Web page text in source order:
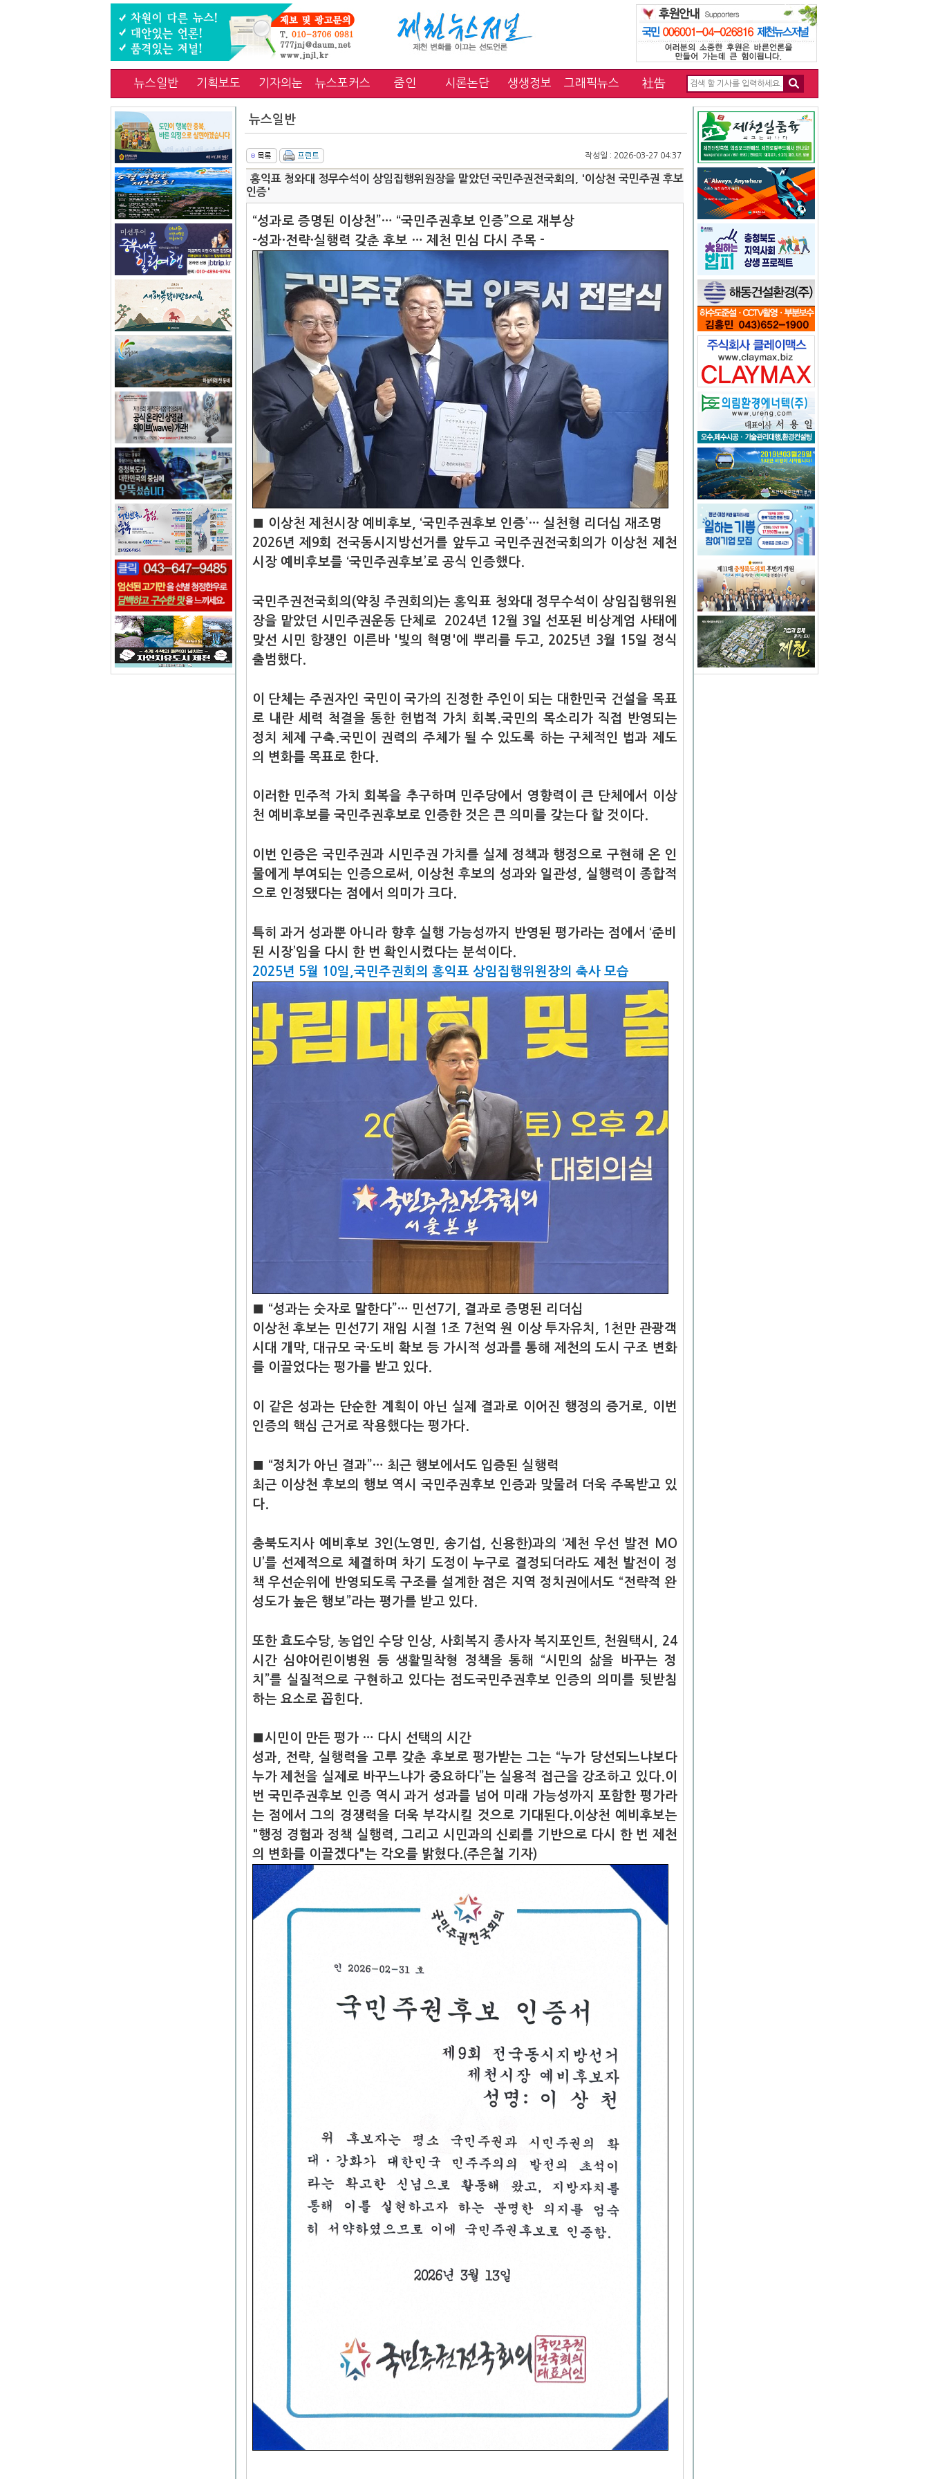
뉴스일반 기획보도 기자의눈 뉴스포커스 줌인 시론논단 생생정보 그래픽뉴스 社告
뉴스일반
작성일 : 2026-03-27 04:37
홍익표 청와대 정무수석이 상임집행위원장을 맡았던 국민주권전국회의, '이상천 국민주권 후보
인증'
“성과로 증명된 이상천”… “국민주권후보 인증”으로 재부상
-성과·전략·실행력 갖춘 후보 … 제천 민심 다시 주목 -
■ 이상천 제천시장 예비후보, ‘국민주권후보 인증’… 실천형 리더십 재조명
2026년 제9회 전국동시지방선거를 앞두고 국민주권전국회의가 이상천 제천
시장 예비후보를 ‘국민주권후보’로 공식 인증했다.
국민주권전국회의(약칭 주권회의)는 홍익표 청와대 정무수석이 상임집행위원
장을 맡았던 시민주권운동 단체로 2024년 12월 3일 선포된 비상계엄 사태에
맞선 시민 항쟁인 이른바 '빛의 혁명'에 뿌리를 두고, 2025년 3월 15일 정식
출범했다.
이 단체는 주권자인 국민이 국가의 진정한 주인이 되는 대한민국 건설을 목표
로 내란 세력 척결을 통한 헌법적 가치 회복.국민의 목소리가 직접 반영되는
정치 체제 구축.국민이 권력의 주체가 될 수 있도록 하는 구체적인 법과 제도
의 변화를 목표로 한다.
이러한 민주적 가치 회복을 추구하며 민주당에서 영향력이 큰 단체에서 이상
천 예비후보를 국민주권후보로 인증한 것은 큰 의미를 갖는다 할 것이다.
이번 인증은 국민주권과 시민주권 가치를 실제 정책과 행정으로 구현해 온 인
물에게 부여되는 인증으로써, 이상천 후보의 성과와 일관성, 실행력이 종합적
으로 인정됐다는 점에서 의미가 크다.
특히 과거 성과뿐 아니라 향후 실행 가능성까지 반영된 평가라는 점에서 ‘준비
된 시장’임을 다시 한 번 확인시켰다는 분석이다.
2025년 5월 10일,국민주권회의 홍익표 상임집행위원장의 축사 모습
■ “성과는 숫자로 말한다”… 민선7기, 결과로 증명된 리더십
이상천 후보는 민선7기 재임 시절 1조 7천억 원 이상 투자유치, 1천만 관광객
시대 개막, 대규모 국·도비 확보 등 가시적 성과를 통해 제천의 도시 구조 변화
를 이끌었다는 평가를 받고 있다.
이 같은 성과는 단순한 계획이 아닌 실제 결과로 이어진 행정의 증거로, 이번
인증의 핵심 근거로 작용했다는 평가다.
■ “정치가 아닌 결과”… 최근 행보에서도 입증된 실행력
최근 이상천 후보의 행보 역시 국민주권후보 인증과 맞물려 더욱 주목받고 있
다.
충북도지사 예비후보 3인(노영민, 송기섭, 신용한)과의 ‘제천 우선 발전 MO
U’를 선제적으로 체결하며 차기 도정이 누구로 결정되더라도 제천 발전이 정
책 우선순위에 반영되도록 구조를 설계한 점은 지역 정치권에서도 “전략적 완
성도가 높은 행보”라는 평가를 받고 있다.
또한 효도수당, 농업인 수당 인상, 사회복지 종사자 복지포인트, 천원택시, 24
시간 심야어린이병원 등 생활밀착형 정책을 통해 “시민의 삶을 바꾸는 정
치”를 실질적으로 구현하고 있다는 점도국민주권후보 인증의 의미를 뒷받침
하는 요소로 꼽힌다.
■시민이 만든 평가 … 다시 선택의 시간
성과, 전략, 실행력을 고루 갖춘 후보로 평가받는 그는 “누가 당선되느냐보다
누가 제천을 실제로 바꾸느냐가 중요하다”는 실용적 접근을 강조하고 있다.이
번 국민주권후보 인증 역시 과거 성과를 넘어 미래 가능성까지 포함한 평가라
는 점에서 그의 경쟁력을 더욱 부각시킬 것으로 기대된다.이상천 예비후보는
"행정 경험과 정책 실행력, 그리고 시민과의 신뢰를 기반으로 다시 한 번 제천
의 변화를 이끌겠다"는 각오를 밝혔다.(주은철 기자)